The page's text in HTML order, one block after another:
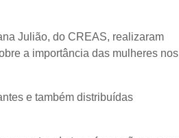
Julião, do CREAS, realizaram
a importância das mulheres nos
e também distribuídas